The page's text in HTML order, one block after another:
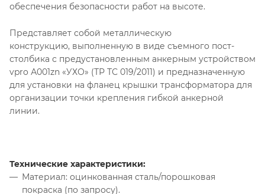
обеспечения безопасности работ на высоте.
Представляет собой металлическую
конструкцию, выполненную в виде съемного пост-
столбика с предустановленным анкерным устройством
vpro А001zn «УХО» (ТР ТС 019/2011) и предназначенную
для установки на фланец крышки трансформатора для
организации точки крепления гибкой анкерной
линии.
Технические характеристики:
Материал: оцинкованная сталь/порошковая
покраска (по запросу).